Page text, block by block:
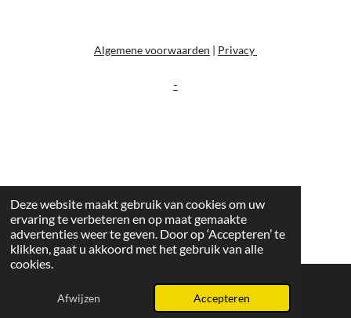
Deze website maakt gebruik van cookies om uw
ervaring te verbeteren en op maat gemaakte
advertenties weer te geven. Door op ‘Accepteren’ te
klikken, gaat u akkoord met het gebruik van alle
cookies.
Afwijzen Accepteren
Algemene voorwaarden | Privacy
-
E-mailadres